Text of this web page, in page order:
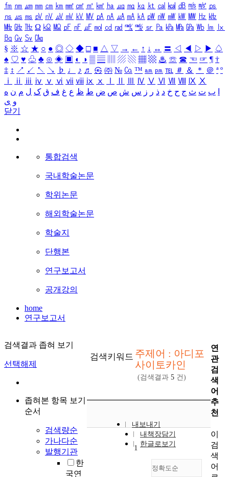
㎙ ㎚ ㎛ ㎜ ㎝ ㎞ ㎟ ㎠ ㎡ ㎢ ㏊ ㎍ ㎎ ㎏ ㏏ ㎈ ㎉ ㏈ ㎧ ㎨ ㎰
㎱ ㎲ ㎳ ㎴ ㎵ ㎶ ㎷ ㎸ ㎹ ㎀ ㎁ ㎂ ㎃ ㎄ ㎺ ㎻ ㎽ ㎾ ㎿ ㎐ ㎑
㎒ ㎓ ㎔ Ω ㏀ ㏁ ㎊ ㎋ ㎌ ㏖ ㏅ ㎭ ㎮ ㎯ ㏛ ㎩ ㎪ ㎫ ㎬ ㏝ ㏐
㏓
㏃ ㏉ ㏜ ㏆
§ ※ ☆ ★ ○ ● ◎ ◇ ◆ □ ■ △ ▽ → ← ↑ ↓ ↔ 〓 ◁ ◀ ▷ ▶ ♤
♠ ♡ ♥ ♧ ♣ ⊙ ◈ ▣ ◐ ◑ ▒ ▤ ▨ ▧ ▦ ▩ ♨ ☏ ☎ ☜ ☞ ¶ †
‡ ↕ ↗ ↙ ↖ ↘ ♭ ♩ ♪ ♬ ㉿ ㈜ № ㏇ ™ ㏂ ㏘ ℡ ＃ ＆ ＊ ＠ ª º
ⅰ
ⅱ ⅲ ⅳ ⅴ ⅵ ⅶ ⅷ ⅸ ⅹ Ⅳ Ⅴ Ⅵ Ⅶ Ⅷ Ⅸ Ⅹ
ب ت ث ج ح خ د ذ ر ز س ش ص ض ط ظ ع غ ف ق ک ل م ن ه
و ی
닫기
통합검색
국내학술논문
학위논문
해외학술논문
학술지
단행본
연구보고서
공개강의
home
연구보고서
검색결과 좁혀 보기
선택해제
좁혀본 항목 보기
순서
검색량순
가나다순
발행기관
한
국연
검색키워드 주제어 : 아디포
사이토카인
(검색결과 5 건)
내보내기
내책장담기
한글로보기
정확도순
1
연
관
검
색
어
추
천
이
검
색
어